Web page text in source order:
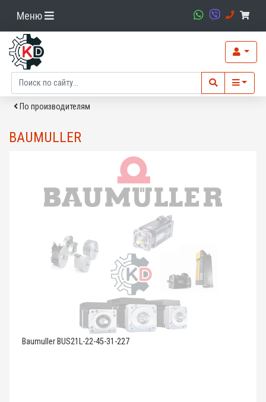
Меню
По производителям
BAUMULLER
Baumuller BUS21L-22-45-31-227